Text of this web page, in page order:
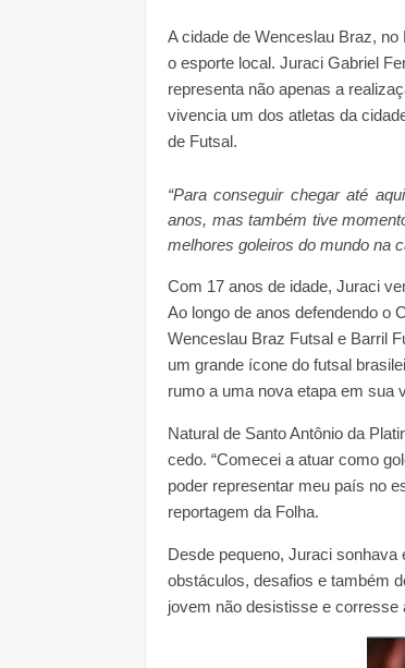
A cidade de Wenceslau Braz, no
o esporte local. Juraci Gabriel
representa não apenas a
vivencia um dos atletas da
de Futsal.
“Para conseguir chegar até
anos, mas também tive
melhores goleiros do mundo na
Com 17 anos de idade, Juraci
Ao longo de anos defendendo o
Wenceslau Braz Futsal e Barril
um grande ícone do futsal
rumo a uma nova etapa em sua
Natural de Santo Antônio da
cedo. “Comecei a atuar como
poder representar meu país no
reportagem da Folha.
Desde pequeno, Juraci
obstáculos, desafios e também
jovem não desistisse e corresse